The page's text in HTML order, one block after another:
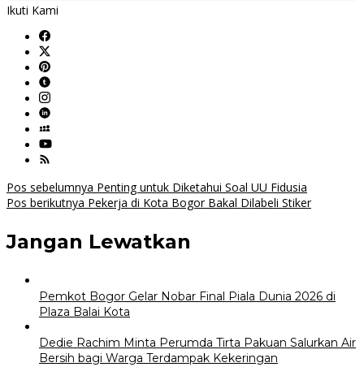
Ikuti Kami
Navigasi
pos
Pos sebelumnya Penting untuk Diketahui Soal UU Fidusia
Pos berikutnya Pekerja di Kota Bogor Bakal Dilabeli Stiker
Jangan Lewatkan
Pemkot Bogor Gelar Nobar Final Piala Dunia 2026 di
Plaza Balai Kota
Dedie Rachim Minta Perumda Tirta Pakuan Salurkan Air
Bersih bagi Warga Terdampak Kekeringan